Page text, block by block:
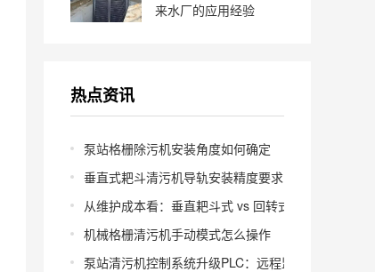
来水厂的应用经验
热点资讯
泵站格栅除污机安装角度如何确定
垂直式耙斗清污机导轨安装精度要求多少
从维护成本看：垂直耙斗式 vs 回转式怎么选
机械格栅清污机手动模式怎么操作
泵站清污机控制系统升级PLC：远程监控怎么实现？